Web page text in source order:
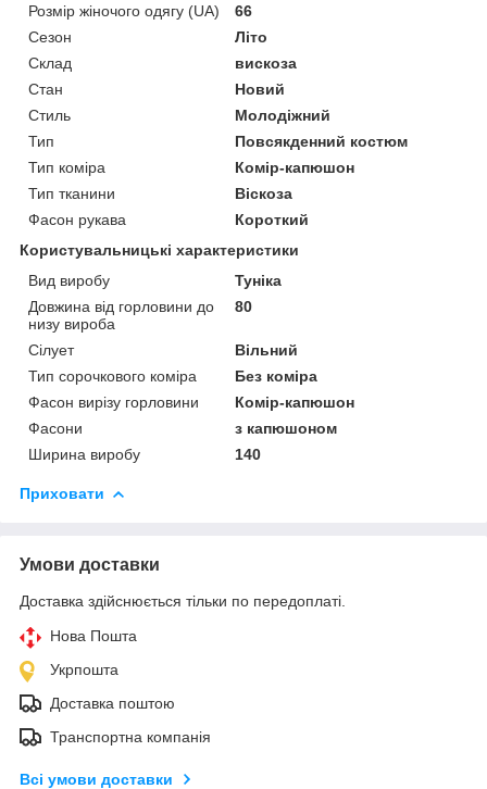
Розмір жіночого одягу (UA)
66
Сезон
Літо
Склад
вискоза
Стан
Новий
Стиль
Молодіжний
Тип
Повсякденний костюм
Тип коміра
Комір-капюшон
Тип тканини
Віскоза
Фасон рукава
Короткий
Користувальницькі характеристики
Вид виробу
Туніка
Довжина від горловини до
низу вироба
80
Сілует
Вільний
Тип сорочкового коміра
Без коміра
Фасон вирізу горловини
Комір-капюшон
Фасони
з капюшоном
Ширина виробу
140
Приховати
Умови доставки
Доставка здійснюється тільки по передоплаті.
Нова Пошта
Укрпошта
Доставка поштою
Транспортна компанія
Всі умови доставки